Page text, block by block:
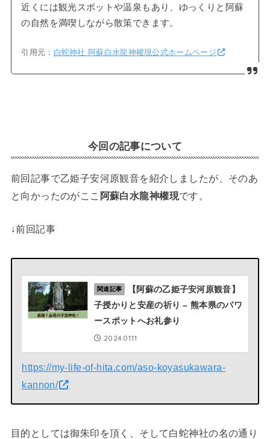
近くには観光スポットや温泉もあり、ゆっくりと阿蘇
の自然を満喫しながら散策できます。
引用元： 白蛇神社 阿蘇白水龍神權現公式ホームページ
今回の記事について
前回記事で乙姫子安河原観音を紹介しましたが、そのあ
と向かったのがここ 阿蘇白水龍神權現です。
↓前回記事
関連記事
【阿蘇の乙姫子安河原観音】
子授かりと安産の祈り – 熊本県のパワ
ースポットへお礼参り
2024.01.11
https://my-life-of-hita.com/aso-koyasukawara-
kannon/
目的としては御朱印を頂く、そして白蛇神社の名の通り